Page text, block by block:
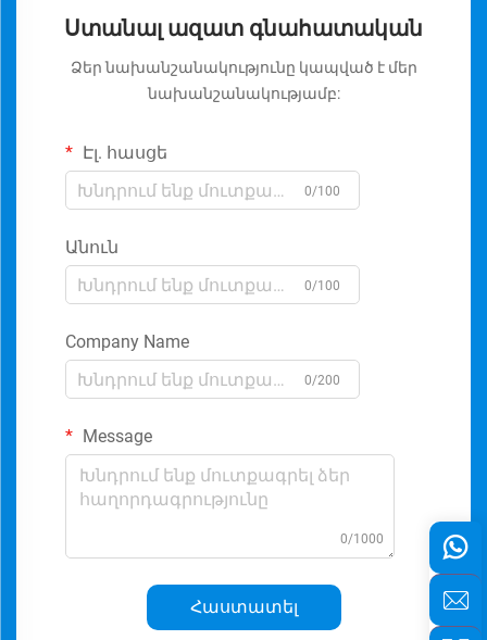
Ստանալ ազատ գնահատական
Ձեր նախանշանակությունը կապված է մեր
նախանշանակությամբ:
Էլ. հասցե
0/100
Անուն
0/100
Company Name
0/200
Message
0/1000
Հաստատել